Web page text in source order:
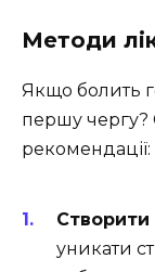
Методи
Якщо болить
першу чергу?
рекомендації:
уникати